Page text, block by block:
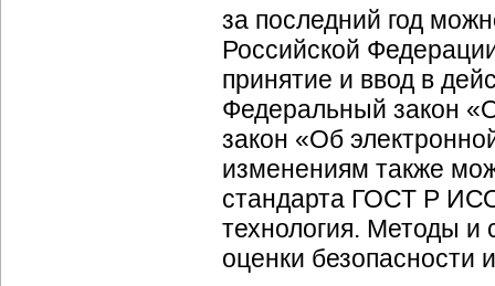
за последний год
Российской
принятие и ввод в
Федеральный закон
закон «Об
изменениям также
стандарта ГОСТ Р
технология. Методы и
оценки безопасности